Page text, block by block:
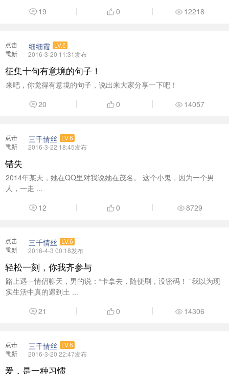
19
0 12218
点击
重新
细细霞 LV.6
2016-3-20 11:31发布
征集十句有意境的句子！
来吧，你觉得有意境的句子，说出来大家分享一下吧！
20
0 14057
点击
重新
三千情丝 LV.6
2016-3-22 18:45发布
错失
2014年某天，她在QQ里对我说她在茂名。 这个小鬼，因为一个男
人，一走 ...
12
0 8729
点击
重新
三千情丝 LV.6
2016-4-3 00:18发布
轻松一刻，你我齐参与
路上遇一情侣聊天，男的说：“卡拿去，随便刷，没密码！ ”我以为现
实生活中真的遇到土 ...
21
0 14306
点击
重新
三千情丝 LV.6
2016-3-20 22:47发布
爱，是一种习惯